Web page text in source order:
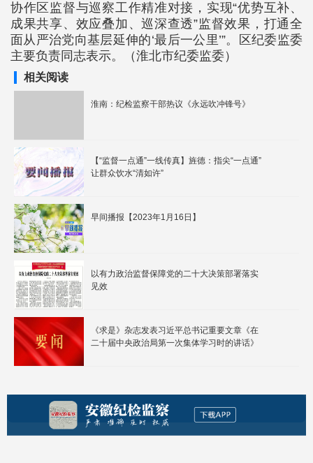
协作区监督与巡察工作精准对接，实现“优势互补、
成果共享、效应叠加、巡深查透”监督效果，打通全
面从严治党向基层延伸的‘最后一公里’”。区纪委监委
主要负责同志表示。（淮北市纪委监委）
相关阅读
淮南：纪检监察干部热议《永远吹冲锋号》
【“监督一点通”一线传真】旌德：指尖“一点通”
让群众饮水“清如许”
早间播报【2023年1月16日】
以有力政治监督保障党的二十大决策部署落实
见效
《求是》杂志发表习近平总书记重要文章《在
二十届中央政治局第一次集体学习时的讲话》